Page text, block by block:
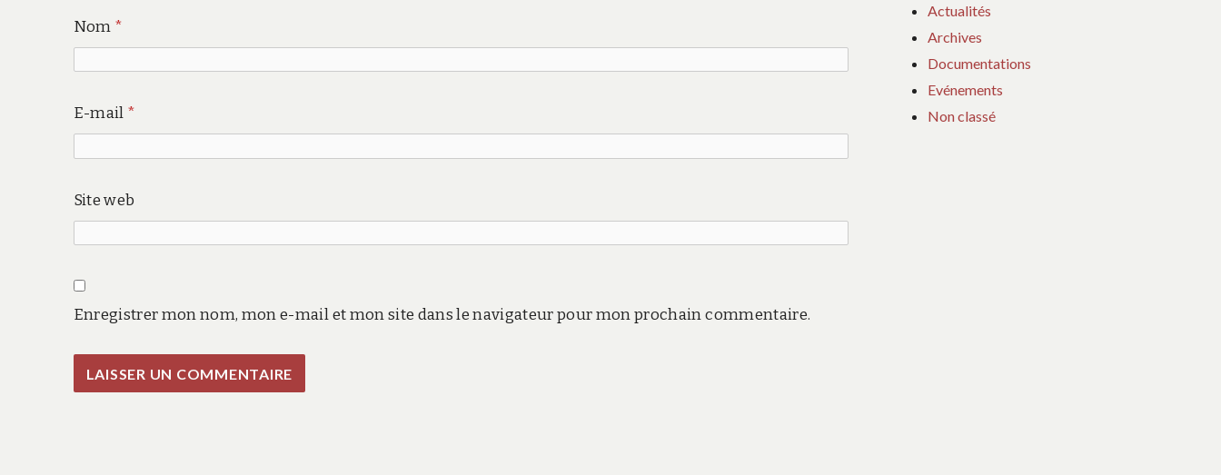
Nom *
E-mail *
Site web
Enregistrer mon nom, mon e-mail et mon site dans le navigateur pour mon prochain commentaire.
Actualités
Archives
Documentations
Evénements
Non classé